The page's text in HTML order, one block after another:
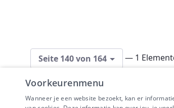
Seite 140 von 164 — 1
Voorkeurenmenu
Wanneer je een website bezoekt, kan er